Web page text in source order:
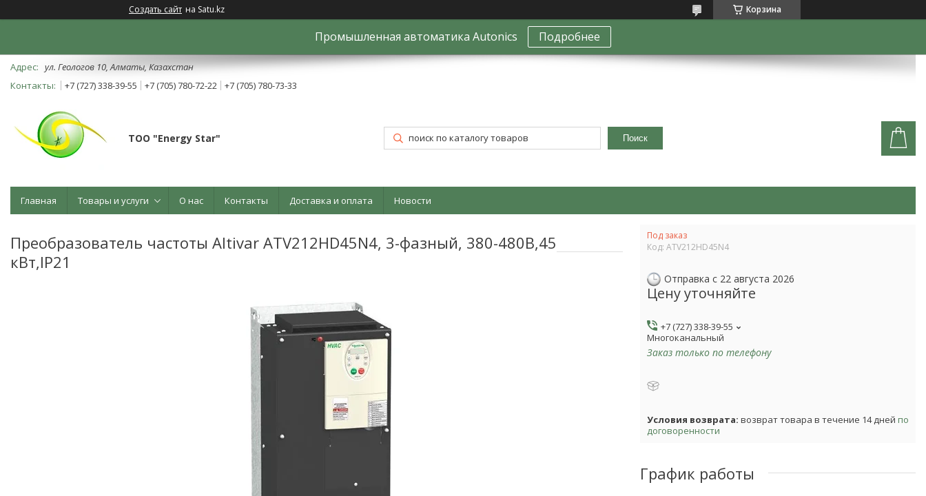
Создать сайт на Satu.kz Корзина
Промышленная автоматика Autonics Подробнее
ул. Геологов 10, Алматы, Казахстан
+7 (727) 338-39-55
+7 (705) 780-72-22 +7 (705) 780-73-33
ТОО "Energy Star" Поиск
Главная Товары и услуги О нас Контакты Доставка и оплата Новости
Преобразователь частоты Altivar ATV212HD45N4, 3-фазный, 380-480В,45
кВт,IP21
Под заказ
Код: ATV212HD45N4
Отправка с 22 августа 2026
Цену уточняйте
+7 (727) 338-39-55
Многоканальный
Заказ только по телефону
возврат товара в течение 14 дней по
договоренности
График работы